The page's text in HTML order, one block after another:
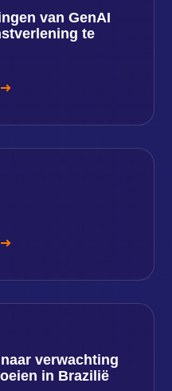
van GenAI
te
verwachting
in Brazilië